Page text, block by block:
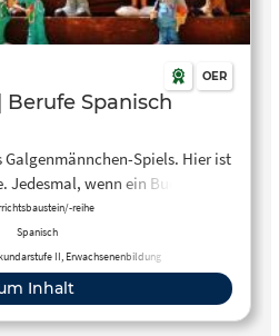
OER
Spanisch
Galgenmännchen-Spiels. Hier ist
wenn ein Buchstabe
verliert die Blume ein Blatt.
reihe
Spanisch
II, Erwachsenenbildung
Inhalt